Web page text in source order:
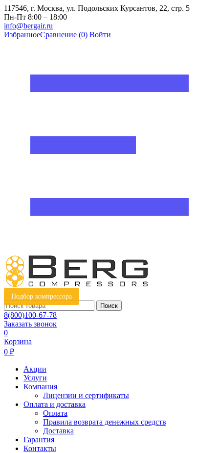
117546, г. Москва, ул. Подольских Курсантов, 22, стр. 5
Пн-Пт 8:00 – 18:00
info@bergair.ru
ИзбранноеСравнение (0) Войти
Подбор компрессора
Поиск
8(800)100-67-78
Заказать звонок
0
Корзина
0 ₽
Акции
Услуги
Компания
Лицензии и сертификаты
Оплата и доставка
Оплата
Правила возврата денежных средств
Доставка
Гарантия
Контакты